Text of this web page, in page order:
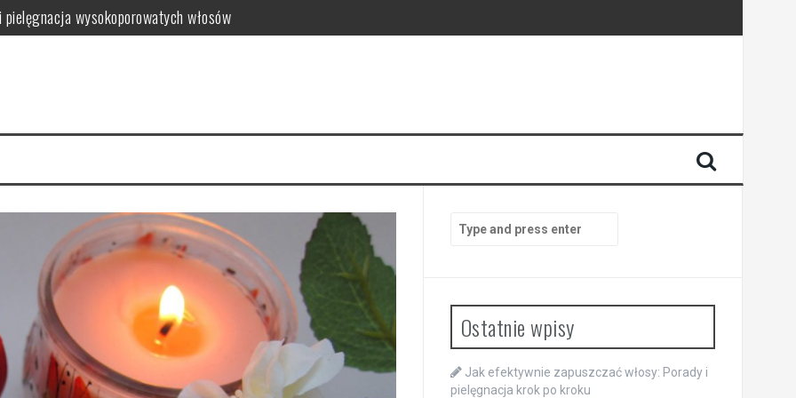
wysokoporowatych włosów
dla skóry
farbowaniu?
pielęgnacja krok po kroku
for:
Ostatnie wpisy
Jak efektywnie zapuszczać włosy: Porady i
pielęgnacja krok po kroku